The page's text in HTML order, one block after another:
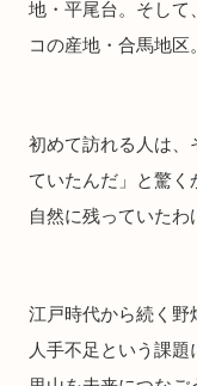
地・平尾台。そして
コの産地・合馬地区。
初めて訪れる人は、
ていたんだ」と驚く
自然に残っていたわ
江戸時代から続く野
人手不足という課